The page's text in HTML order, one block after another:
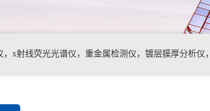
x射线荧光光谱仪，重金属检测仪，镀层膜厚分析仪，